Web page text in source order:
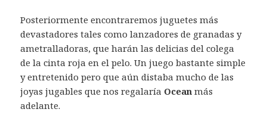
Posteriormente encontraremos juguetes más
devastadores tales como lanzadores de granadas y
ametralladoras, que harán las delicias del colega
de la cinta roja en el pelo. Un juego bastante simple
y entretenido pero que aún distaba mucho de las
joyas jugables que nos regalaría Oceanmás
adelante.